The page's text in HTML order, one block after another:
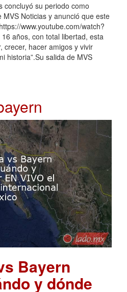
concluyó su periodo como
Noticias y anunció que este
www.youtube.com/watch?
años, con total libertad, esta
crecer, hacer amigos y vivir
historia”.Su salida de MVS
Bayern
y dónde